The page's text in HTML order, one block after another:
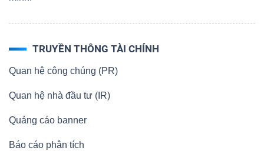
TRUYỀN THÔNG TÀI CHÍNH
Quan hệ công chúng (PR)
Quan hệ nhà đầu tư (IR)
Quảng cáo banner
Báo cáo phân tích